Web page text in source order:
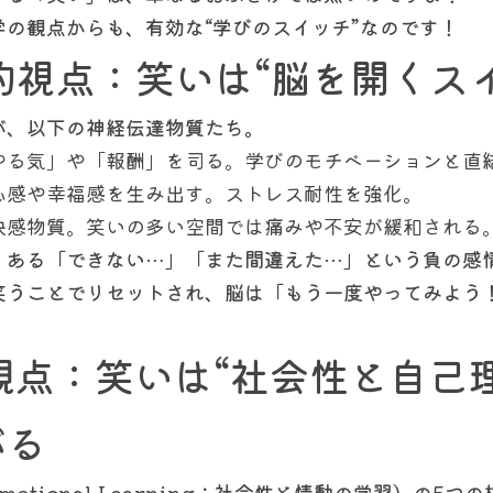
観点からも、有効な“学びのスイッチ”なのです！
点：笑いは“脳を開くス
以下の神経伝達物質たち。
る気」や「報酬」を司る。学びのモチベーションと直
や幸福感を生み出す。ストレス耐性を強化。
物質。笑いの多い空間では痛みや不安が緩和される
ある「できない…」「また間違えた…」という負の感
ことでリセットされ、脳は「もう一度やってみよう
：笑いは“社会性と自己